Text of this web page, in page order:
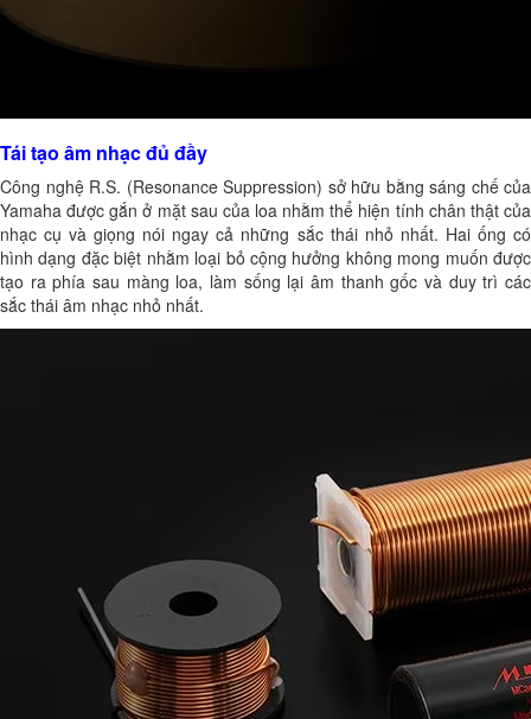
Tái tạo âm nhạc đủ đầy
Công nghệ R.S. (Resonance Suppression) sở hữu bằng sáng chế của
Yamaha được gắn ở mặt sau của loa nhằm thể hiện tính chân thật của
nhạc cụ và giọng nói ngay cả những sắc thái nhỏ nhất. Hai ống có
hình dạng đặc biệt nhằm loại bỏ cộng hưởng không mong muốn được
tạo ra phía sau màng loa, làm sống lại âm thanh gốc và duy trì các
sắc thái âm nhạc nhỏ nhất.